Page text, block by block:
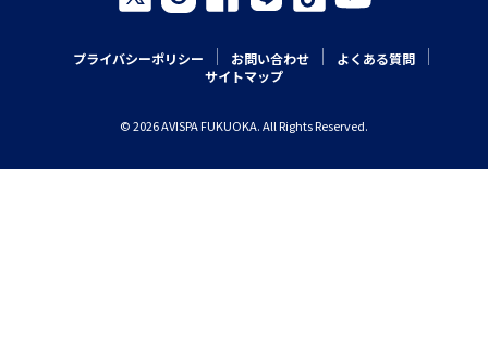
プライバシーポリシー お問い合わせ
よくある質問
サイトマップ
© 2026 AVISPA FUKUOKA. All Rights Reserved.